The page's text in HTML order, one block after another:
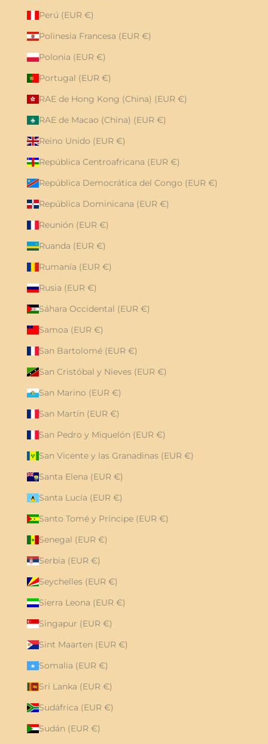
Perú (EUR €)
Polinesia Francesa (EUR €)
Polonia (EUR €)
Portugal (EUR €)
RAE de Hong Kong (China) (EUR €)
RAE de Macao (China) (EUR €)
Reino Unido (EUR €)
República Centroafricana (EUR €)
República Democrática del Congo (EUR €)
República Dominicana (EUR €)
Reunión (EUR €)
Ruanda (EUR €)
Rumanía (EUR €)
Rusia (EUR €)
Sáhara Occidental (EUR €)
Samoa (EUR €)
San Bartolomé (EUR €)
San Cristóbal y Nieves (EUR €)
San Marino (EUR €)
San Martín (EUR €)
San Pedro y Miquelón (EUR €)
San Vicente y las Granadinas (EUR €)
Santa Elena (EUR €)
Santa Lucía (EUR €)
Santo Tomé y Príncipe (EUR €)
Senegal (EUR €)
Serbia (EUR €)
Seychelles (EUR €)
Sierra Leona (EUR €)
Singapur (EUR €)
Sint Maarten (EUR €)
Somalia (EUR €)
Sri Lanka (EUR €)
Sudáfrica (EUR €)
Sudán (EUR €)